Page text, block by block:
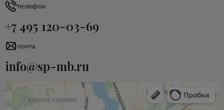
телефон
+7 495 120-03-69
почта
info@sp-mb.ru